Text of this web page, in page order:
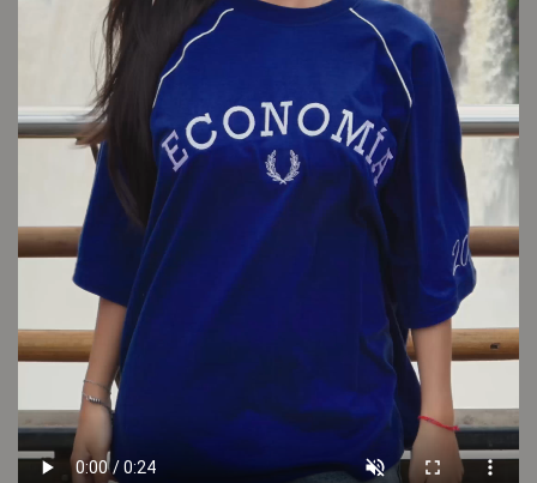
Conocé tu talle
Cuidado de la prenda
Consultar
Otros looks que podrían interesarte